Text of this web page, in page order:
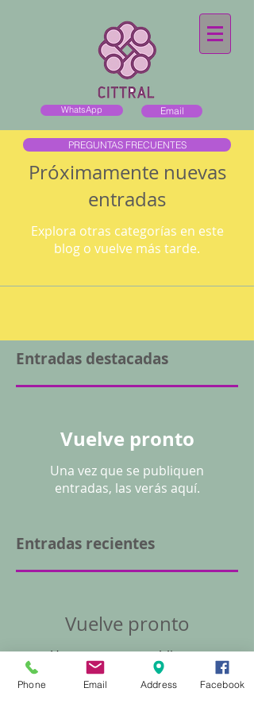
WhatsApp Email
PREGUNTAS FRECUENTES
Próximamente nuevas
entradas
Explora otras categorías en este
blog o vuelve más tarde.
Entradas destacadas
Vuelve pronto
Una vez que se publiquen
entradas, las verás aquí.
Entradas recientes
Vuelve pronto
Una vez que se publiquen
entradas, las verás aquí.
Phone Email Address Facebook